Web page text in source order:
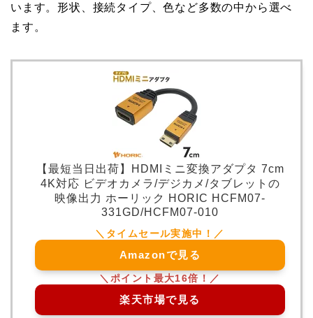
います。形状、接続タイプ、色など多数の中から選べ
ます。
【最短当日出荷】HDMIミニ変換アダプタ 7cm
4K対応 ビデオカメラ/デジカメ/タブレットの
映像出力 ホーリック HORIC HCFM07-
331GD/HCFM07-010
Amazonで見る
楽天市場で見る